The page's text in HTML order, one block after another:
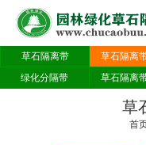
草石隔离带 草石隔离
绿化分隔带
草石隔离
草
首